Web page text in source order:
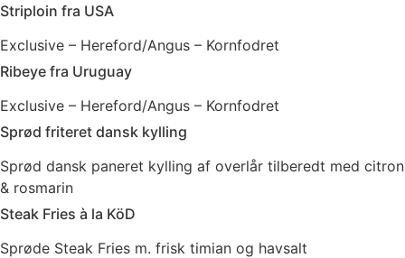
Striploin fra USA
Exclusive – Hereford/Angus – Kornfodret
Ribeye fra Uruguay
Exclusive – Hereford/Angus – Kornfodret
Sprød friteret dansk kylling
Sprød dansk paneret kylling af overlår tilberedt med citron
& rosmarin
Steak Fries à la KöD
Sprøde Steak Fries m. frisk timian og havsalt